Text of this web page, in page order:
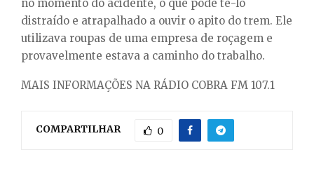
no momento do acidente, o que pode tê-lo
distraído e atrapalhado a ouvir o apito do trem. Ele
utilizava roupas de uma empresa de roçagem e
provavelmente estava a caminho do trabalho.
MAIS INFORMAÇÕES NA RÁDIO COBRA FM 107.1
COMPARTILHAR 0